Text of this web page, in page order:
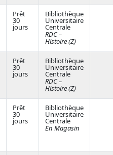
Prêt
30
jours
Bibliothèque
Universitaire
Centrale
RDC –
Histoire (Z)
Prêt
30
jours
Bibliothèque
Universitaire
Centrale
RDC –
Histoire (Z)
Prêt
30
jours
Bibliothèque
Universitaire
Centrale
En Magasin